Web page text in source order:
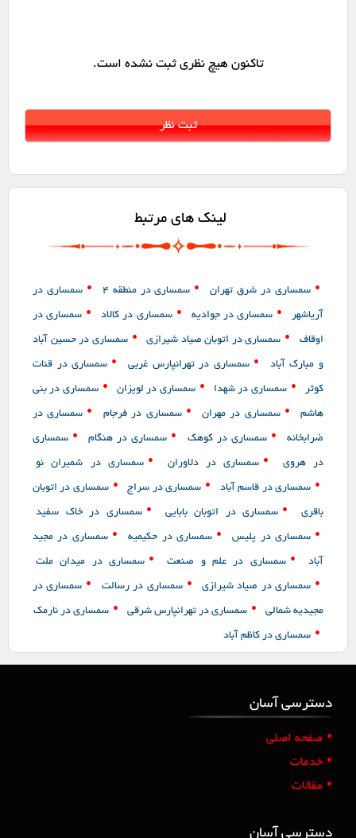
تاکنون هیچ نظری ثبت نشده است.
لینک های مرتبط
• سمساری در شرق تهران • سمساری در منطقه 4 • سمساری در
آریاشهر • سمساری در جوادیه • سمساری در کالاد • سمساری در
اوقاف • سمساری در اتوبان صیاد شیرازی • سمساری در حسین آباد
و مبارک آباد • سمساری در تهرانپارس غربی • سمساری در قنات
کوثر • سمساری در شهدا • سمساری در لویزان • سمساری در بنی
هاشم • سمساری در مهران • سمساری در فرجام • سمساری در
ضرابخانه • سمساری در کوهک • سمساری در هنگام • سمساری
در هروی • سمساری در دلاوران • سمساری در شمیران نو
• سمساری در قاسم آباد • سمساری در سراج • سمساری در اتوبان
باقری • سمساری در اتوبان بابایی • سمساری در خاک سفید
• سمساری در پلیس • سمساری در حکیمیه • سمساری در مجید
آباد • سمساری در علم و صنعت • سمساری در میدان ملت
• سمساری در صیاد شیرازی • سمساری در رسالت • سمساری در
مجیدیه شمالی • سمساری در تهرانپارس شرقی • سمساری در نارمک
• سمساری در کاظم آباد
دسترسی آسان
• صفحه اصلی
• خدمات
• مقالات
دسترسی آسان